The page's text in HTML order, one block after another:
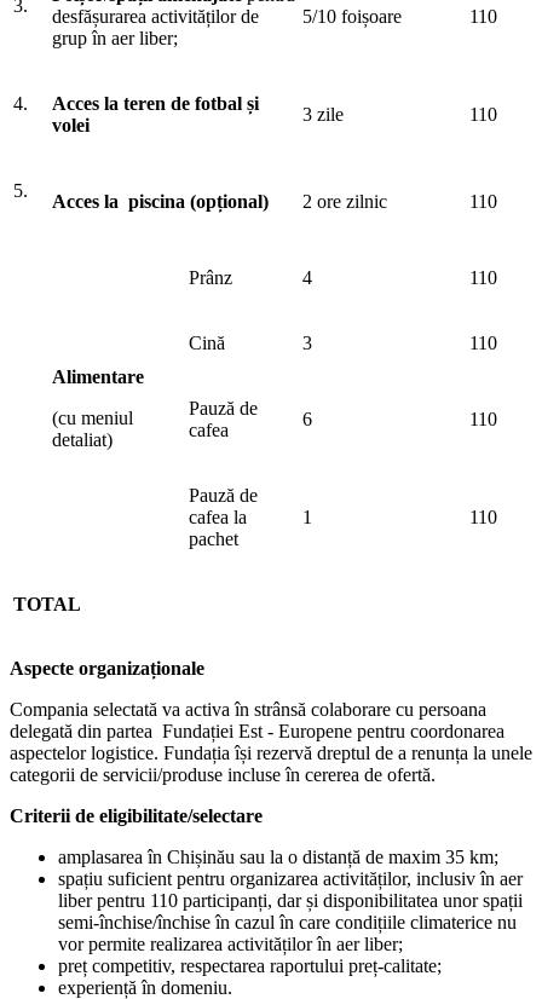
3.
desfășurarea activităților de
grup în aer liber;
5/10 foișoare 110
4.
Acces la teren de fotbal și
volei
3 zile 110
5.
Acces la piscina (opțional) 2 ore zilnic 110
Alimentare
(cu meniul
detaliat)
Prânz 4 110
Cină 3 110
Pauză de
cafea
6 110
Pauză de
cafea la
pachet
1 110
TOTAL
Aspecte organizaționale
Compania selectată va activa în strânsă colaborare cu persoana
delegată din partea Fundației Est - Europene pentru coordonarea
aspectelor logistice. Fundația își rezervă dreptul de a renunța la unele
categorii de servicii/produse incluse în cererea de ofertă.
Criterii de eligibilitate/selectare
amplasarea în Chișinău sau la o distanță de maxim 35 km;
spațiu suficient pentru organizarea activităților, inclusiv în aer
liber pentru 110 participanți, dar și disponibilitatea unor spații
semi-închise/închise în cazul în care condițiile climaterice nu
vor permite realizarea activităților în aer liber;
preț competitiv, respectarea raportului preț-calitate;
experiență în domeniu.